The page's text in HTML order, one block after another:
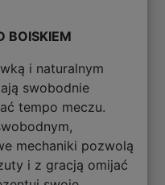
BOISKIEM
i naturalnym
swobodnie
tempo meczu.
mechaniki pozwolą
i z gracją omijać